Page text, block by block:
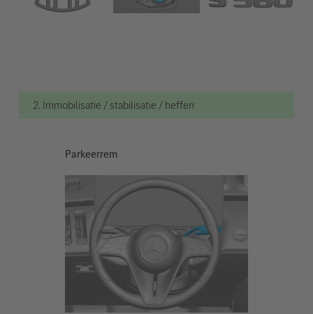
2. Immobilisatie / stabilisatie / heffen
Parkeerrem